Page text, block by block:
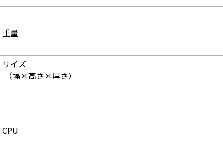
重量
サイズ
（幅×高さ×厚さ）
CPU